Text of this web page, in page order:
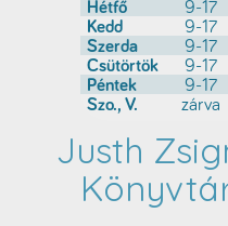
Justh